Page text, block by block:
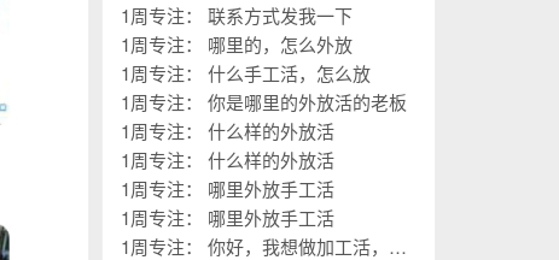
1周专注： 联系方式发我一下
1周专注： 哪里的，怎么外放
1周专注： 什么手工活，怎么放
1周专注： 你是哪里的外放活的老板
1周专注： 什么样的外放活
1周专注： 什么样的外放活
1周专注： 哪里外放手工活
1周专注： 哪里外放手工活
1周专注： 你好，我想做加工活，您